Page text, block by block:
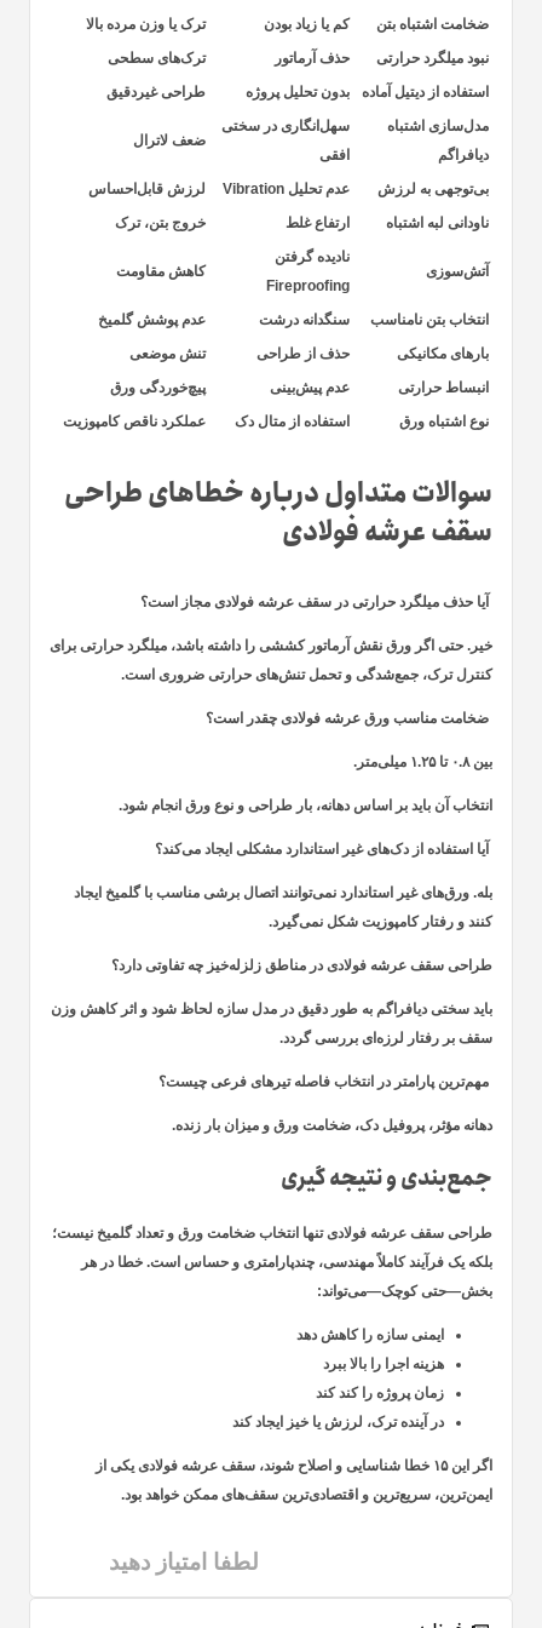
ضخامت اشتباه بتن کم یا زیاد بودن
ترک یا وزن مرده بالا
نبود میلگرد حرارتی
حذف آرماتور
ترک‌های سطحی
استفاده از دیتیل آماده
بدون تحلیل پروژه
طراحی غیردقیق
مدل‌سازی اشتباه
دیافراگم
سهل‌انگاری در سختی
افقی
ضعف لاترال
بی‌توجهی به لرزش عدم تحلیل Vibration
لرزش قابل‌احساس
ناودانی لبه اشتباه
ارتفاع غلط خروج بتن، ترک
آتش‌سوزی
نادیده گرفتن
Fireproofing
کاهش مقاومت
انتخاب بتن نامناسب سنگدانه درشت
عدم پوشش گلمیخ
بارهای مکانیکی
حذف از طراحی
تنش موضعی
انبساط حرارتی
عدم پیش‌بینی
پیچ‌خوردگی ورق
نوع اشتباه ورق
استفاده از متال دک عملکرد ناقص کامپوزیت
سوالات متداول درباره خطاهای طراحی
سقف عرشه فولادی
آیا حذف میلگرد حرارتی در سقف عرشه فولادی مجاز است؟
خیر. حتی اگر ورق نقش آرماتور کششی را داشته باشد، میلگرد حرارتی برای
کنترل ترک، جمع‌شدگی و تحمل تنش‌های حرارتی ضروری است.
ضخامت مناسب ورق عرشه فولادی چقدر است؟
بین ۰.۸ تا ۱.۲۵ میلی‌متر.
انتخاب آن باید بر اساس دهانه، بار طراحی و نوع ورق انجام شود.
آیا استفاده از دک‌های غیر استاندارد مشکلی ایجاد می‌کند؟
بله. ورق‌های غیر استاندارد نمی‌توانند اتصال برشی مناسب با گلمیخ ایجاد
کنند و رفتار کامپوزیت شکل نمی‌گیرد.
طراحی سقف عرشه فولادی در مناطق زلزله‌خیز چه تفاوتی دارد؟
باید سختی دیافراگم به طور دقیق در مدل سازه لحاظ شود و اثر کاهش وزن
سقف بر رفتار لرزه‌ای بررسی گردد.
مهم‌ترین پارامتر در انتخاب فاصله تیرهای فرعی چیست؟
دهانه مؤثر، پروفیل دک، ضخامت ورق و میزان بار زنده.
جمع‌بندی و نتیجه گیری
طراحی سقف عرشه فولادی تنها انتخاب ضخامت ورق و تعداد گلمیخ نیست؛
بلکه یک فرآیند کاملاً مهندسی، چندپارامتری و حساس است. خطا در هر
بخش—حتی کوچک—می‌تواند:
ایمنی سازه را کاهش دهد
هزینه اجرا را بالا ببرد
زمان پروژه را کند کند
در آینده ترک، لرزش یا خیز ایجاد کند
اگر این ۱۵ خطا شناسایی و اصلاح شوند، سقف عرشه فولادی یکی از
ایمن‌ترین، سریع‌ترین و اقتصادی‌ترین سقف‌های ممکن خواهد بود.
لطفا امتیاز دهید